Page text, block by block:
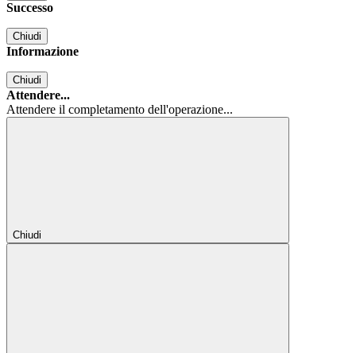
Successo
Chiudi
Informazione
Chiudi
Attendere...
Attendere il completamento dell'operazione...
Chiudi